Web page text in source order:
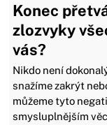
Konec
zlozvyky
vás?
Nikdo není
snažíme zakrýt
můžeme tyto
smysluplnějším